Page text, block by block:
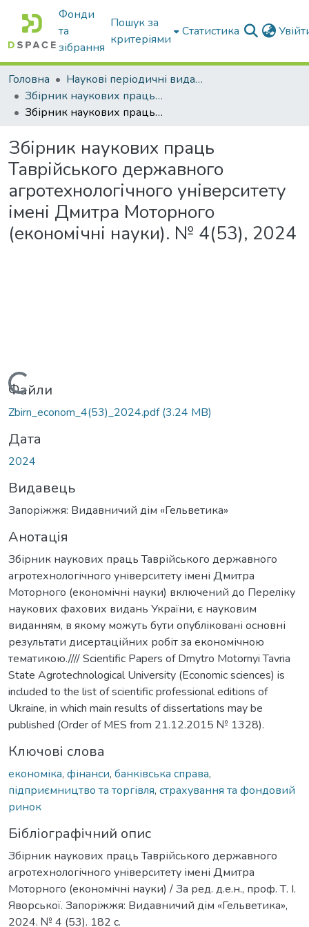
Фонди
та
зібрання
Пошук за
критеріями
Статистика
Головна
Наукові періодичні видання ТДАТУ
Збірник наукових праць Таврійського державного агротехнологічного університету (економічні науки)
Збірник наукових праць Таврійського державного агротехнологічного університету імені Дмитра Моторного (економічні науки). № 4(53), 2024
Збірник наукових праць
Таврійського державного
агротехнологічного університету
імені Дмитра Моторного
(економічні науки). № 4(53), 2024
Вантажиться...
Файли
Zbirn_econom_4(53)_2024.pdf(3.24 MB)
Дата
2024
Видавець
Запоріжжя: Видавничий дім «Гельветика»
Анотація
Збірник наукових праць Таврійського державного
агротехнологічного університету імені Дмитра
Моторного (економічні науки) включений до Переліку
наукових фахових видань України, є науковим
виданням, в якому можуть бути опубліковані основні
результати дисертаційних робіт за економічною
тематикою.//// Scientific Papers of Dmytro Motornyi Tavria
State Agrotechnological University (Economic sciences) is
included to the list of scientific professional editions of
Ukraine, in which main results of dissertations may be
published (Order of MES from 21.12.2015 № 1328).
Ключові слова
економіка, фінанси, банківська справа,
підприємництво та торгівля, страхування та фондовий
ринок
Бібліографічний опис
Збірник наукових праць Таврійського державного
агротехнологічного університету імені Дмитра
Моторного (економічні науки) / За ред. д.е.н., проф. Т. І.
Яворської. Запоріжжя: Видавничий дім «Гельветика»,
2024. № 4 (53). 182 с.